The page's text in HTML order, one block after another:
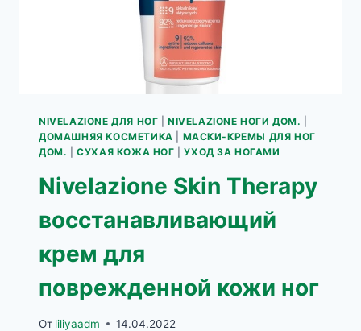
NIVELAZIONE ДЛЯ НОГ |NIVELAZIONE НОГИ ДОМ.
ДОМАШНЯЯ КОСМЕТИКА
МАСКИ-КРЕМЫ ДЛЯ НОГ
ДОМ. |СУХАЯ КОЖА НОГ |УХОД ЗА НОГАМИ
Nivelazione Skin Therapy
восстанавливающий
крем для
поврежденной кожи ног
От liliyaadm 14.04.2022